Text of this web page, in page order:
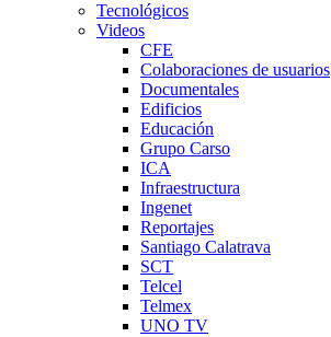
Tecnológicos
Videos
CFE
Colaboraciones de usuarios
Documentales
Edificios
Educación
Grupo Carso
ICA
Infraestructura
Ingenet
Reportajes
Santiago Calatrava
SCT
Telcel
Telmex
UNO TV